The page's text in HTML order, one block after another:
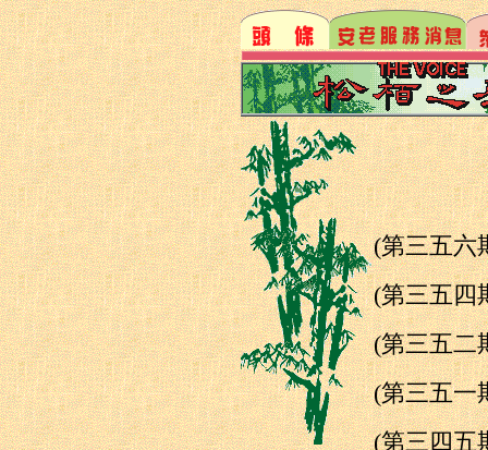
(第三五
(第三五
(第三五
(第三五
(第三四